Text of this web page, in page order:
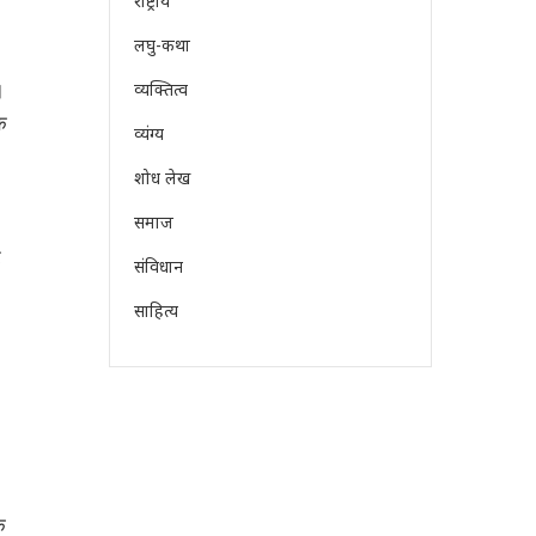
लघु-कथा
व्यक्तित्व
व्यंग्य
शोध लेख
समाज
संविधान
साहित्य